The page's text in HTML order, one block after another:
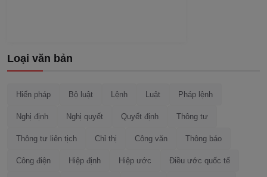
Loại văn bản
Hiến pháp Bộ luật Lệnh Luật Pháp lệnh
Nghị định Nghị quyết Quyết định Thông tư
Thông tư liên tịch Chỉ thị Công văn Thông báo
Công điện Hiệp định Hiệp ước Điều ước quốc tế